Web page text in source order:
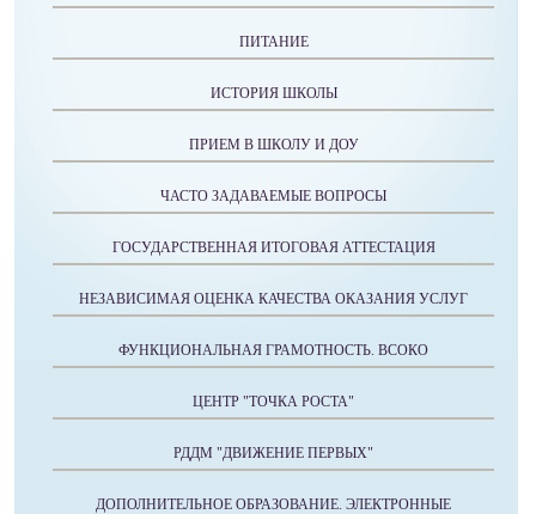
ПИТАНИЕ
ИСТОРИЯ ШКОЛЫ
ПРИЕМ В ШКОЛУ И ДОУ
ЧАСТО ЗАДАВАЕМЫЕ ВОПРОСЫ
ГОСУДАРСТВЕННАЯ ИТОГОВАЯ АТТЕСТАЦИЯ
НЕЗАВИСИМАЯ ОЦЕНКА КАЧЕСТВА ОКАЗАНИЯ УСЛУГ
ФУНКЦИОНАЛЬНАЯ ГРАМОТНОСТЬ. ВСОКО
ЦЕНТР "ТОЧКА РОСТА"
РДДМ "ДВИЖЕНИЕ ПЕРВЫХ"
ДОПОЛНИТЕЛЬНОЕ ОБРАЗОВАНИЕ. ЭЛЕКТРОННЫЕ